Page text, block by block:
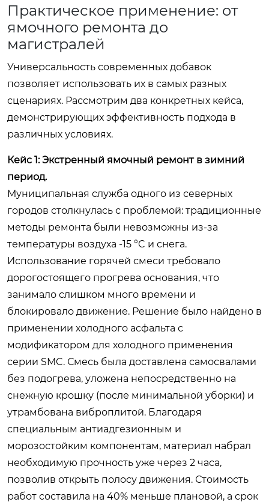
Практическое применение: от
ямочного ремонта до
магистралей
Универсальность современных добавок
позволяет использовать их в самых разных
сценариях. Рассмотрим два конкретных кейса,
демонстрирующих эффективность подхода в
различных условиях.
Кейс 1: Экстренный ямочный ремонт в зимний
период.
Муниципальная служба одного из северных
городов столкнулась с проблемой: традиционные
методы ремонта были невозможны из-за
температуры воздуха -15 °C и снега.
Использование горячей смеси требовало
дорогостоящего прогрева основания, что
занимало слишком много времени и
блокировало движение. Решение было найдено в
применении холодного асфальта с
модификатором для холодного применения
серии SMC. Смесь была доставлена самосвалами
без подогрева, уложена непосредственно на
снежную крошку (после минимальной уборки) и
утрамбована виброплитой. Благодаря
специальным антиадгезионным и
морозостойким компонентам, материал набрал
необходимую прочность уже через 2 часа,
позволив открыть полосу движения. Стоимость
работ составила на 40% меньше плановой, а срок